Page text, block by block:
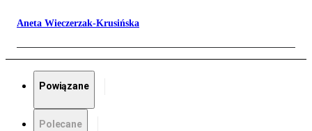
Aneta Wieczerzak-Krusińska
Powiązane
Polecane